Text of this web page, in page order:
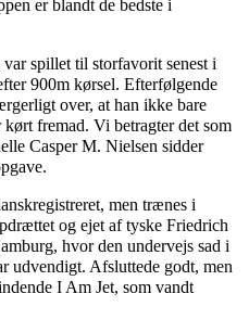
er blandt de bedste i
var spillet til storfavorit senest i
900m kørsel. Efterfølgende
over, at han ikke bare
fremad. Vi betragter det som
Casper M. Nielsen sidder
men trænes i
og ejet af tyske Friedrich
hvor den undervejs sad i
udvendigt. Afsluttede godt, men
I Am Jet, som vandt